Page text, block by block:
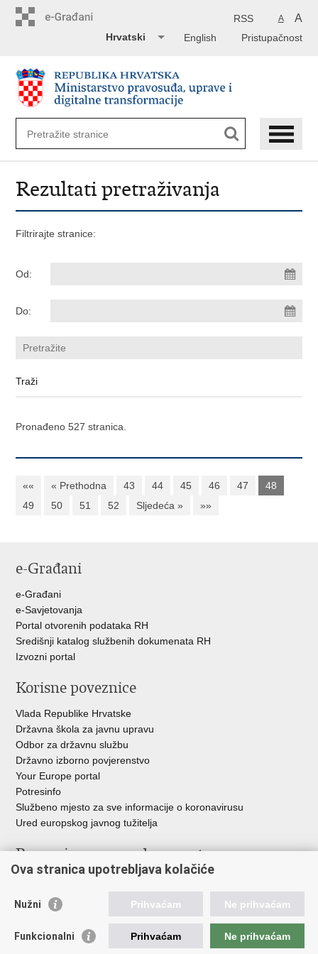
A A
RSS
Pristupačnost
English
Hrvatski
Rezultati pretraživanja
Filtrirajte stranice:
Od:
Do:
Pronađeno 527 stranica.
«« « Prethodna 43 44 45 46 47
48
49
50 51 52 Sljedeća » »»
e-Građani
e-Građani
e-Savjetovanja
Portal otvorenih podataka RH
Središnji katalog službenih dokumenata RH
Izvozni portal
Korisne poveznice
Vlada Republike Hrvatske
Državna škola za javnu upravu
Odbor za državnu službu
Državno izborno povjerenstvo
Your Europe portal
Potresinfo
Službeno mjesto za sve informacije o koronavirusu
Ured europskog javnog tužitelja
Poveznice pravosudnog sustava
Državno odvjetništvo
Ured za suzbijanje korupcije i organiziranog kriminaliteta
Državnoodvjetničko vijeće
Ova stranica upotrebljava kolačiće
Nužni Prihvaćam Ne prihvaćam
Funkcionalni Prihvaćam Ne prihvaćam